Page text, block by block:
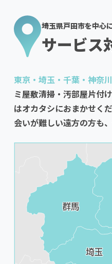
埼玉県戸田市を中心
サービス
東京・埼玉・千葉・神奈
ミ屋敷清掃・汚部屋片付
はオカタシにおまかせく
会いが難しい遠方の方も